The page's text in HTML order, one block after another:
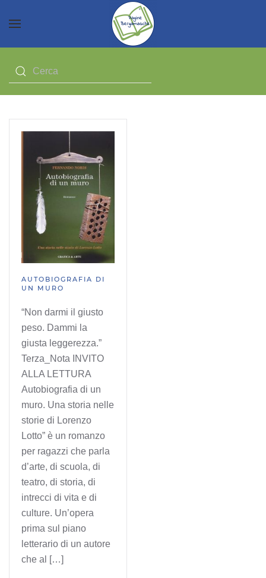
AUTOBIOGRAFIA DI
UN MURO
“Non darmi il giusto
peso. Dammi la
giusta leggerezza.”
Terza_Nota INVITO
ALLA LETTURA
Autobiografia di un
muro. Una storia nelle
storie di Lorenzo
Lotto” è un romanzo
per ragazzi che parla
d’arte, di scuola, di
teatro, di storia, di
intrecci di vita e di
culture. Un’opera
prima sul piano
letterario di un autore
che al […]